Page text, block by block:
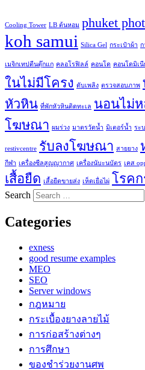
Cooling Tower LB ต้นหอม phuket
koh samui Silica Gel กระเป๋าผ้า ก
เมจิกเทปตีนตุ๊กแก คลอโรฟิลล์ คอนโด คอนโดมิเนี
ในไม่มีโครง ดับเพลิง ตรวจสอบภาพ
หัวหิน ที่พักหัวหินติดทะเล นอนไม่
โฆษณา ผมร่วง มาตรวัดน้ำ มิเตอร์น้ำ ระ
restivcentre รับลงโฆษณา สายยาง
กีฬา เครื่องซีลสูญญากาศ เครื่องนับะนบัตร เคส
เสื้อยืด เสื้อยืดขายส่ง เห็ดเยื่อไผ่ โรคก
Search
Categories
exness
good resume examples
MEO
SEO
Server windows
กฎหมาย
กระเบื้องยางลายไม้
การก่อสร้างต่างๆ
การศึกษา
ของชำร่วยงานศพ